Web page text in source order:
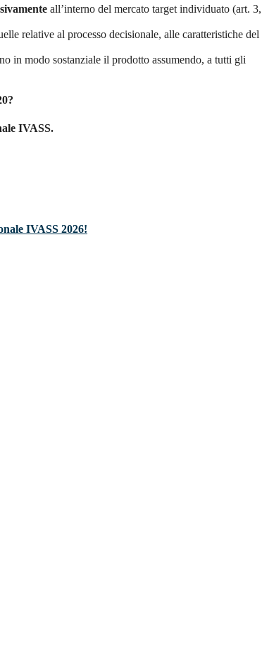
all’interno del mercato target individuato (art. 3,
relative al processo decisionale, alle caratteristiche del
in modo sostanziale il prodotto assumendo, a tutti gli
IVASS.
IVASS 2026!